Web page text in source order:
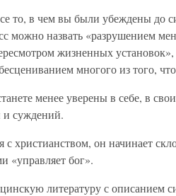
то, в чем вы были убеждены до
можно назвать «разрушением
жизненных
многого из того,
менее уверены в себе, в
суждений.
с христианством, он начинает
«управляет бог».
литературу с описанием